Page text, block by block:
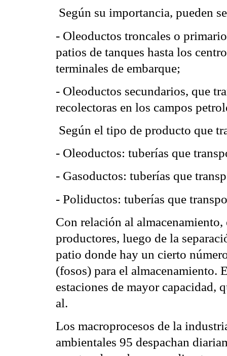
 Según su importancia, pueden
- Oleoductos troncales o
patios de tanques hasta los
terminales de embarque;
- Oleoductos secundarios, que
recolectoras en los campos
 Según el tipo de producto que
- Oleoductos: tuberías que
- Gasoductos: tuberías que
- Poliductos: tuberías que
Con relación al
productores, luego de la
patio donde hay un cierto
(fosos) para el almacenamiento.
estaciones de mayor capacidad,
al.
Los macroprocesos de la
ambientales 95 despachan